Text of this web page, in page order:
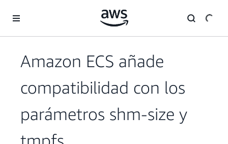
Amazon ECS añade
compatibilidad con los
parámetros shm-size y